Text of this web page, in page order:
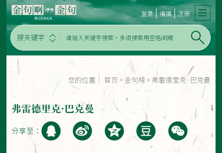
搜关键字
登录 编撰 注册
您的位置： 首页 > 金句榜 > 弗雷德里克·巴克曼
弗雷德里克·巴克曼
分享至：